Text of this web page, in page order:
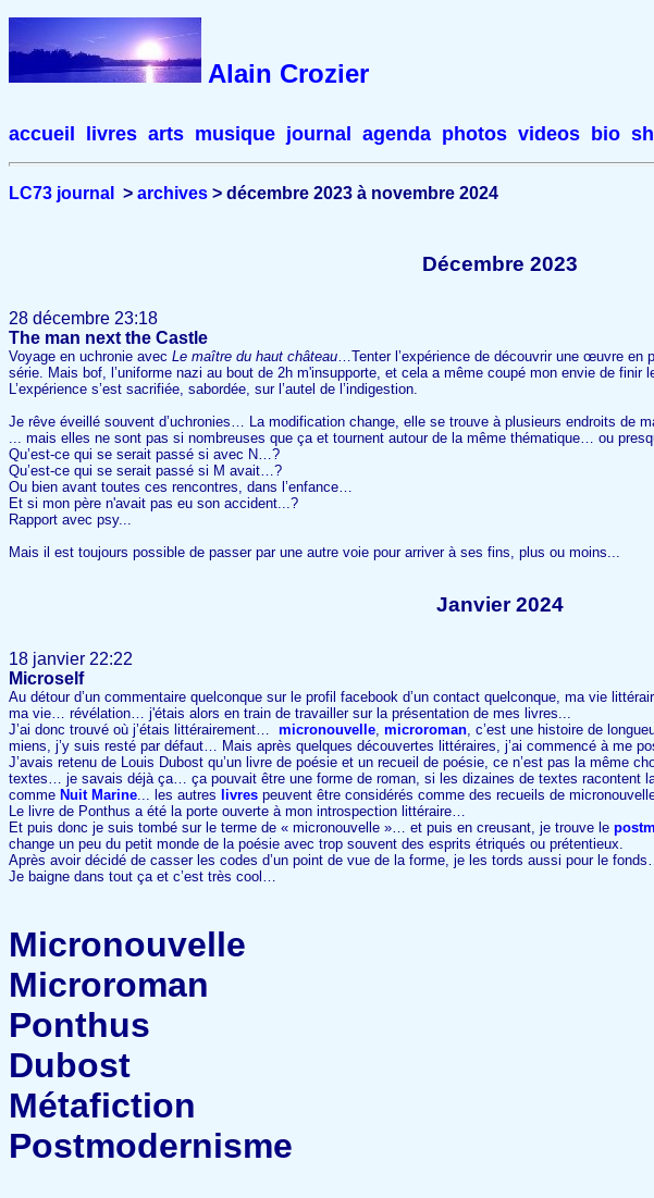
Alain Crozier
accueil livres arts musique journal agenda photos videos bio
LC73 journal > archives > décembre 2023 à novembre 2024
Décembre 2023
28 décembre 23:18
The man next the Castle
Voyage en uchronie avec Le maître du haut château…Tenter l’expérience de découvrir une œuvre en
série. Mais bof, l’uniforme nazi au bout de 2h m'insupporte, et cela a même coupé mon envie de finir
L’expérience s’est sacrifiée, sabordée, sur l’autel de l’indigestion.
Je rêve éveillé souvent d’uchronies… La modification change, elle se trouve à plusieurs endroits de
... mais elles ne sont pas si nombreuses que ça et tournent autour de la même thématique… ou
Qu’est-ce qui se serait passé si avec N…?
Qu’est-ce qui se serait passé si M avait…?
Ou bien avant toutes ces rencontres, dans l’enfance…
Et si mon père n'avait pas eu son accident...?
Rapport avec psy...
Mais il est toujours possible de passer par une autre voie pour arriver à ses fins, plus ou moins...
Janvier 2024
18 janvier 22:22
Microself
Au détour d’un commentaire quelconque sur le profil facebook d’un contact quelconque, ma vie
ma vie… révélation… j'étais alors en train de travailler sur la présentation de mes livres...
J’ai donc trouvé où j’étais littérairement… micronouvelle, microroman, c’est une histoire de
miens, j’y suis resté par défaut… Mais après quelques découvertes littéraires, j’ai commencé à me
J’avais retenu de Louis Dubost qu’un livre de poésie et un recueil de poésie, ce n’est pas la même
textes… je savais déjà ça… ça pouvait être une forme de roman, si les dizaines de textes racontent
comme Nuit Marine... les autres livres peuvent être considérés comme des recueils de
Le livre de Ponthus a été la porte ouverte à mon introspection littéraire…
Et puis donc je suis tombé sur le terme de « micronouvelle »… et puis en creusant, je trouve le
change un peu du petit monde de la poésie avec trop souvent des esprits étriqués ou prétentieux.
Après avoir décidé de casser les codes d’un point de vue de la forme, je les tords aussi pour le
Je baigne dans tout ça et c’est très cool…
Micronouvelle
Microroman
Ponthus
Dubost
Métafiction
Postmodernisme